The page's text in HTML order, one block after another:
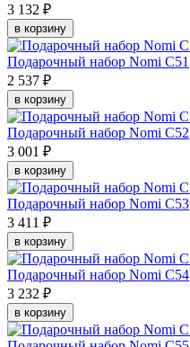
3 132 ₽
в корзину
Подарочный набор Nomi C51
2 537 ₽
в корзину
Подарочный набор Nomi C52
3 001 ₽
в корзину
Подарочный набор Nomi C53
3 411 ₽
в корзину
Подарочный набор Nomi C54
3 232 ₽
в корзину